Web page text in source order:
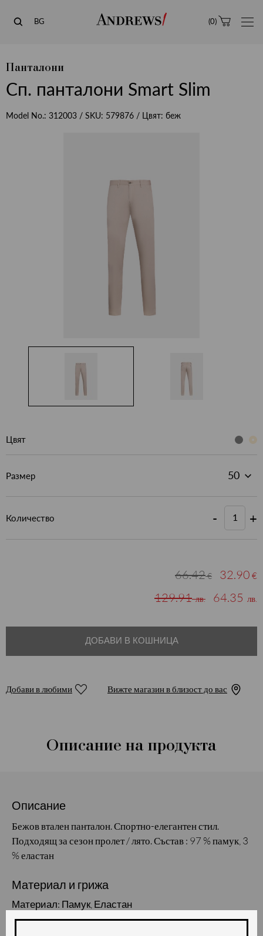
Andrews
BG (0)
Панталони
Сп. панталони Smart Slim
Model No.: 312003 / SKU: 579876 / Цвят: беж
Цвят
Размер
Количество - +
66.42€ 32.90 €
129.91лв. 64.35 лв.
ДОБАВИ В КОШНИЦА
Добави в любими Вижте магазин в близост до вас
Описание на продукта
Описание
Бежов втален панталон. Спортно-елегантен стил.
Подходящ за сезон пролет / лято. Състав : 97 % памук, 3
% еластан
Материал и грижа
Материал: Памук, Еластан